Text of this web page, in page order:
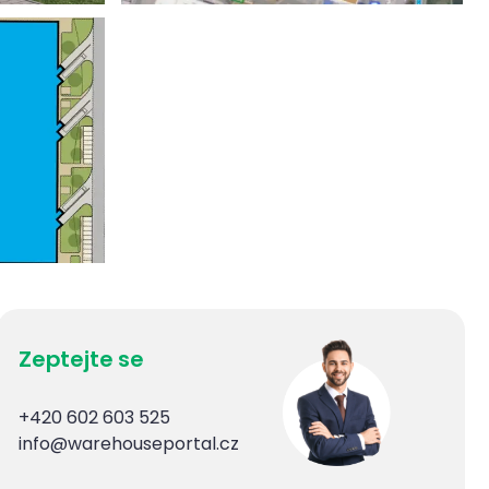
Zeptejte se
+420 602 603 525
info@warehouseportal.cz